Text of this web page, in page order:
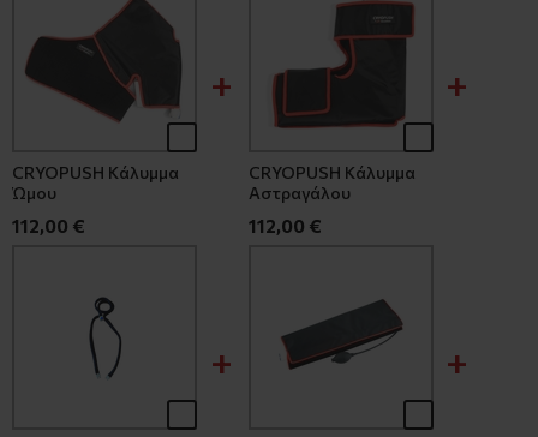
CRYOPUSH Κάλυμμα
Ώμου
112,00 €
CRYOPUSH Κάλυμμα
Αστραγάλου
112,00 €